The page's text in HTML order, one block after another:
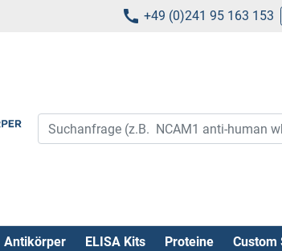
+49 (0)241 95 163 153
Antikörper ELISA Kits Proteine Custom